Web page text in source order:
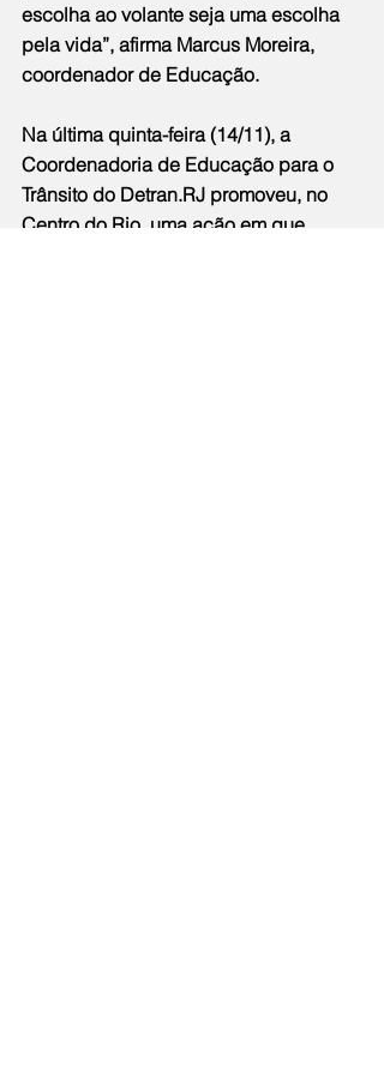
escolha ao volante seja uma escolha
pela vida”, afirma Marcus Moreira,
coordenador de Educação.
Na última quinta-feira (14/11), a
Coordenadoria de Educação para o
Trânsito do Detran.RJ promoveu, no
Centro do Rio, uma ação em que